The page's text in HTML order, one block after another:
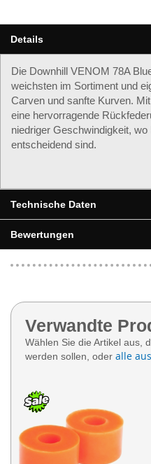
Details
Die Downhill VENOM 78A
weichsten im Sortiment und
Carven und sanfte Kurven.
eine hervorragende
niedriger Geschwindigkeit,
entscheidend sind.
Technische Daten
Bewertungen
Verwandte
Wählen Sie die Artikel aus,
werden sollen, oder alle